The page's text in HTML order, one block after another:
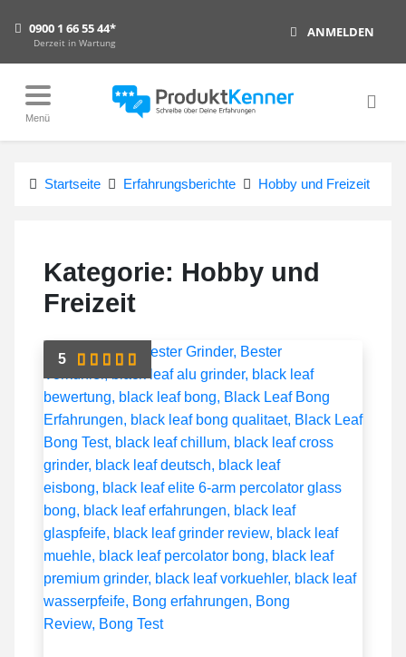
0900 1 66 55 44*
Derzeit in Wartung
ANMELDEN
Menü
Startseite Erfahrungsberichte Hobby und Freizeit
Kategorie: Hobby und
Freizeit
5